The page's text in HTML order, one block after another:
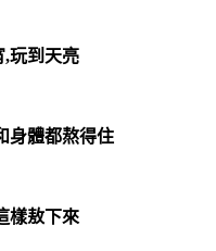
,玩到天亮
身體都熬得住
樣敖下來